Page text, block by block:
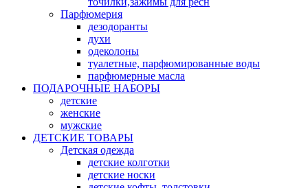
Парфюмерия
дезодоранты
духи
одеколоны
туалетные, парфюмированные воды
парфюмерные масла
ПОДАРОЧНЫЕ НАБОРЫ
детские
женские
мужские
ДЕТСКИЕ ТОВАРЫ
Детская одежда
детские колготки
детские носки